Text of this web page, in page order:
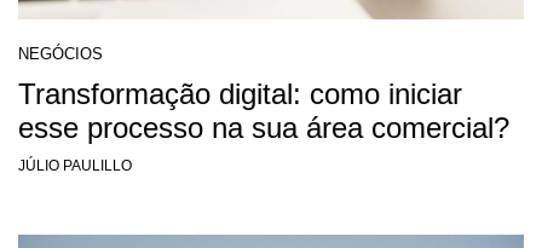
NEGÓCIOS
Transformação digital: como iniciar
esse processo na sua área comercial?
JÚLIO PAULILLO